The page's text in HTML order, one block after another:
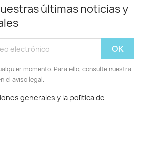
últimas noticias y
momento. Para ello, consulte nuestra
el aviso legal.
generales y la política de